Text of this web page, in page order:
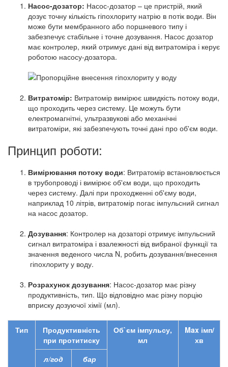
Насос-дозатор: Насос-дозатор – це пристрій, який
дозує точну кількість гіпохлориту натрію в потік води. Він
може бути мембранного або поршневого типу і
забезпечує стабільне і точне дозування. Насос дозатор
має контролер, який отримує дані від витратоміра і керує
роботою насосу-дозатора.
Витратомір: Витратомір вимірює швидкість потоку води,
що проходить через систему. Це можуть бути
електромагнітні, ультразвукові або механічні
витратоміри, які забезпечують точні дані про об'єм води.
Принцип роботи:
Вимірювання потоку води: Витратомір встановлюється
в трубопроводі і вимірює об'єм води, що проходить
через систему. Далі при проходженні об'єму води,
наприклад 10 літрів, витратомір погає імпульсний сигнал
на насос дозатор.
Дозування: Контролер на дозаторі отримує імпульсний
сигнал витратоміра і взалежності від вибраної функції та
значення веденого числа N, робить дозування/внесення
гіпохлориту у воду.
Розрахунок дозування: Насос-дозатор має різну
продуктивність, тип. Що відповідно має різну порцію
вприску дозуючої хімії (мл).
Тип
Продуктивність
при протитиску
Об`єм імпульсу,
мл
Max імп/
хв
л/год
бар